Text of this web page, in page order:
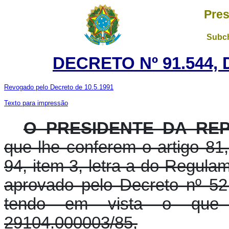
DECRETO Nº 91.544,
Revogado pelo Decreto de 10.5.1991
Texto para impressão
O PRESIDENTE DA
que lhe conferem o artigo
94, item 3, letra a do
aprovado pelo Decreto nº
tendo em vista o que
29104.000003/85,